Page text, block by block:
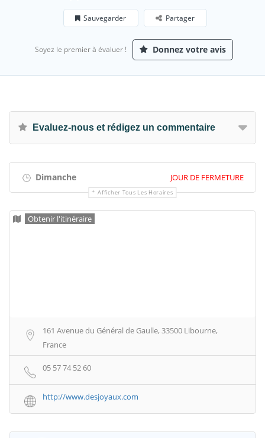
Sauvegarder Partager
Soyez le premier à évaluer ! Donnez votre avis
Evaluez-nous et rédigez un commentaire
Dimanche JOUR DE FERMETURE
Afficher Tous Les Horaires
Obtenir l'itinéraire
161 Avenue du Général de Gaulle, 33500 Libourne,
France
05 57 74 52 60
http://www.desjoyaux.com